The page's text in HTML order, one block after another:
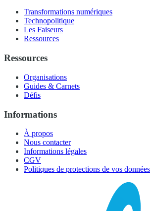
Transformations numériques
Technopolitique
Les Faiseurs
Ressources
Ressources
Organisations
Guides & Carnets
Défis
Informations
À propos
Nous contacter
Informations légales
CGV
Politiques de protections de vos données